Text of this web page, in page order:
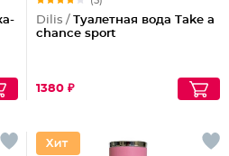
Dilis / Туалетная вода Take a
chance sport
1380 ₽